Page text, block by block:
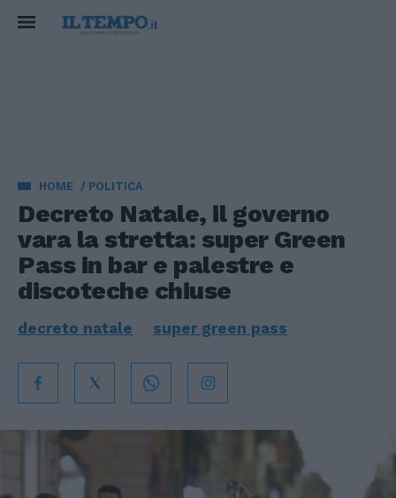
HOME POLITICA
Decreto Natale, il governo
vara la stretta: super Green
Pass in bar e palestre e
discoteche chiuse
decreto natale super green pass